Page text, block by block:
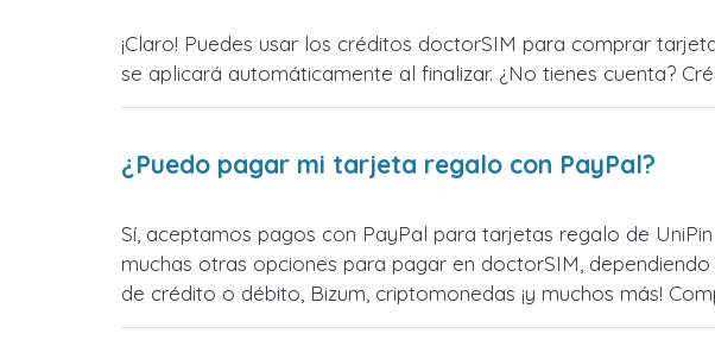
¡Claro! Puedes usar los créditos doctorSIM para comprar
se aplicará automáticamente al finalizar. ¿No tienes cuenta?
¿Puedo pagar mi tarjeta regalo con PayPal?
Sí, aceptamos pagos con PayPal para tarjetas regalo de
muchas otras opciones para pagar en doctorSIM,
de crédito o débito, Bizum, criptomonedas ¡y muchos más!